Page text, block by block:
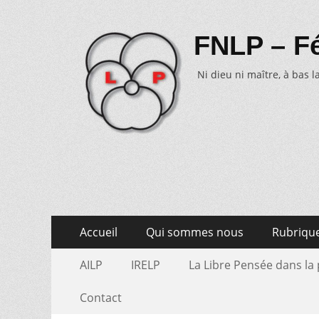
FNLP –
Ni dieu ni maître, à bas
Menu
primaire
contenu
Accueil Qui sommes nous
Menu
contenu
AILP IRELP La Libre Pensée dans la
Contact